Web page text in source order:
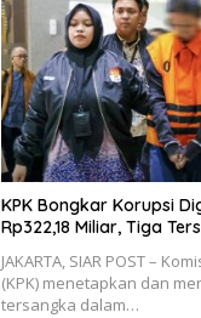
KPK Bongkar Korupsi
Rp322,18 Miliar, Tiga
JAKARTA, SIAR POST –
(KPK) menetapkan dan
tersangka dalam…